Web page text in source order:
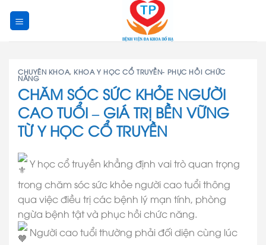
CHUYÊN KHOA, KHOA Y HỌC CỔ TRUYỀN- PHỤC HỒI CHỨC
NĂNG
CHĂM SÓC SỨC KHỎE NGƯỜI
CAO TUỔI – GIÁ TRỊ BỀN VỮNG
TỪ Y HỌC CỔ TRUYỀN
Y học cổ truyền khẳng định vai trò quan trọng
trong chăm sóc sức khỏe người cao tuổi thông
qua việc điều trị các bệnh lý mạn tính, phòng
ngừa bệnh tật và phục hồi chức năng.
Người cao tuổi thường phải đối diện cùng lúc